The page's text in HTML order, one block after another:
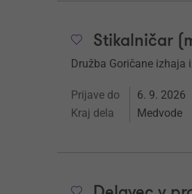
Stikalničar
Družba Goričane izhaja
Prijave do 6. 9. 2026
Kraj dela Medvode